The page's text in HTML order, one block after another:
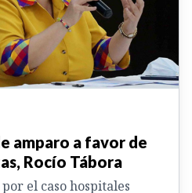
amparo a favor de
Rocío Tábora
el caso hospitales